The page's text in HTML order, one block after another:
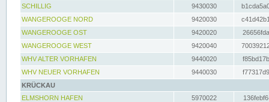
SCHILLIG
9430030
WANGEROOGE NORD
9420030
WANGEROOGE OST
9420020
WANGEROOGE WEST
9420040
WHV ALTER VORHAFEN
9440020
WHV NEUER VORHAFEN
9440030
KRÜCKAU
ELMSHORN HAFEN
5970022